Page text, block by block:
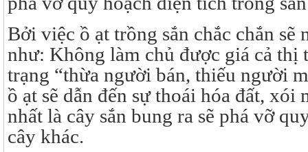
Bởi việc ồ ạt trồng sắn chắc chắn sẽ
như: Không làm chủ được giá cả thị
trạng “thừa người bán, thiếu người
ồ ạt sẽ dẫn đến sự thoái hóa đất,
nhất là cây sắn bung ra sẽ phá vỡ
cây khác.